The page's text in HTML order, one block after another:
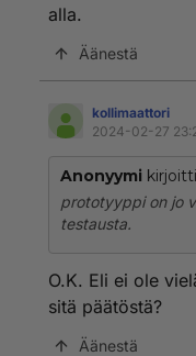
alla.
Äänestä
kollimaattori
2024-02-27
Anonyymi
prototyyppi on jo
testausta.
O.K. Eli ei ole
sitä päätöstä?
Äänestä